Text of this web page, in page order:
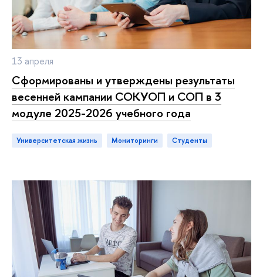
13 апреля
Сформированы и утверждены результаты
весенней кампании СОКУОП и СОП в 3
модуле 2025-2026 учебного года
Университетская жизнь мониторинги студенты